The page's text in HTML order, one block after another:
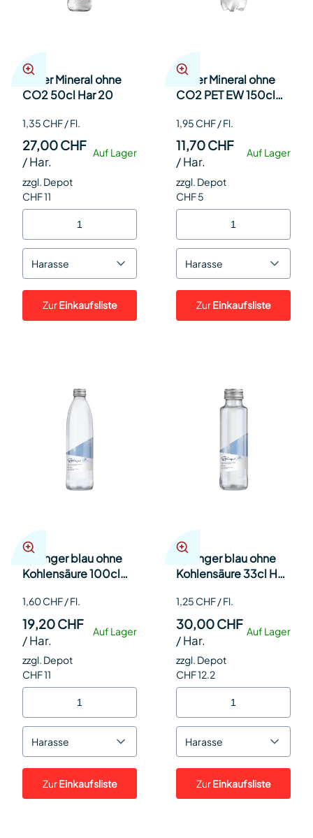
Elmer Mineral ohne
CO2 50cl Har 20
1,35 CHF / Fl.
Auf Lager
27,00 CHF
/Har.
zzgl. Depot
CHF 11
Harasse
ZurEinkaufsliste
Elmer Mineral ohne
CO2 PET EW 150cl
1,95 CHF / Fl.
Auf Lager
11,70 CHF
/Har.
zzgl. Depot
CHF 5
Harasse
ZurEinkaufsliste
Eptinger blau ohne
Kohlensäure 100cl
1,60 CHF / Fl.
Auf Lager
19,20 CHF
/Har.
zzgl. Depot
CHF 11
Harasse
ZurEinkaufsliste
Eptinger blau ohne
Kohlensäure 33cl Har
1,25 CHF / Fl.
Auf Lager
30,00 CHF
/Har.
zzgl. Depot
CHF 12.2
Harasse
ZurEinkaufsliste